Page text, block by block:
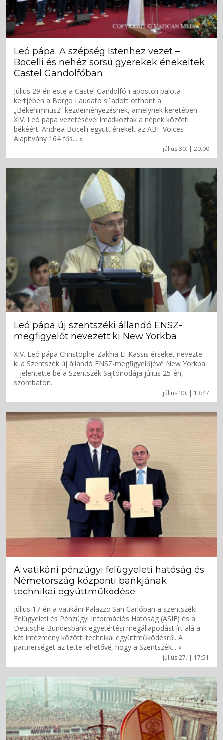
július 30. | 20:00
Leó pápa: A szépség Istenhez vezet –
Bocelli és nehéz sorsú gyerekek énekeltek
Castel Gandolfóban
Július 29-én este a Castel Gandolfó-i apostoli palota
kertjében a Borgo Laudato si’ adott otthont a
„Békehimnusz” kezdeményezésnek, amelynek keretében
XIV. Leó pápa vezetésével imádkoztak a népek közötti
békéért. Andrea Bocelli együtt énekelt az ABF Voices
Alapítvány 164 fős... »
július 30. | 13:47
Leó pápa új szentszéki állandó ENSZ-
megfigyelőt nevezett ki New Yorkba
XIV. Leó pápa Christophe-Zakhia El-Kassis érseket nevezte
ki a Szentszék új állandó ENSZ-megfigyelőjévé New Yorkba
– jelentette be a Szentszék Sajtóirodája július 25-én,
szombaton.
július 27. | 17:51
A vatikáni pénzügyi felügyeleti hatóság és
Németország központi bankjának
technikai együttműködése
Július 17-én a vatikáni Palazzo San Carlóban a szentszéki
Felügyeleti és Pénzügyi Információs Hatóság (ASIF) és a
Deutsche Bundesbank egyetértési megállapodást írt alá a
két intézmény közötti technikai együttműködésről. A
partnerséget az tette lehetővé, hogy a Szentszék... »